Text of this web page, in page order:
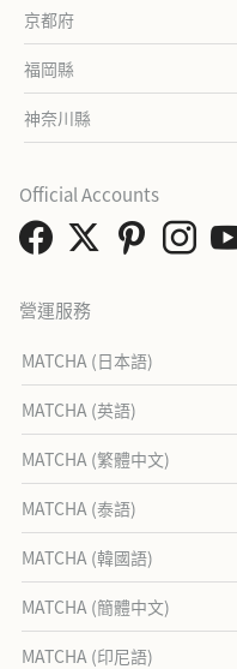
京都府
福岡縣
神奈川縣
營運服務
MATCHA (日本語)
MATCHA (英語)
MATCHA (繁體中文)
MATCHA (泰語)
MATCHA (韓國語)
MATCHA (簡體中文)
MATCHA (印尼語)
Official Accounts